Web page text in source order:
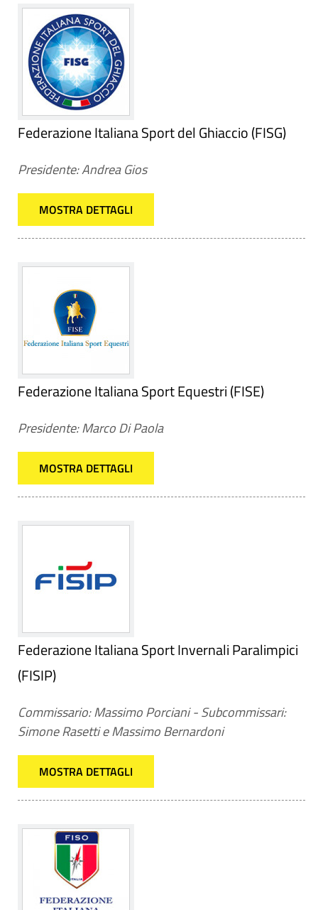
Federazione Italiana Sport del Ghiaccio (FISG)
Presidente: Andrea Gios
MOSTRA DETTAGLI
Federazione Italiana Sport Equestri (FISE)
Presidente: Marco Di Paola
MOSTRA DETTAGLI
Federazione Italiana Sport Invernali Paralimpici
(FISIP)
Commissario: Massimo Porciani - Subcommissari:
Simone Rasetti e Massimo Bernardoni
MOSTRA DETTAGLI